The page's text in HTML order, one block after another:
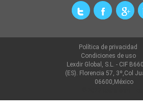
Política de privacidad
Condiciones de uso
Lexdir Global, S.L. - CIF
(ES). Florencia 57, 3º,Col
06600,México